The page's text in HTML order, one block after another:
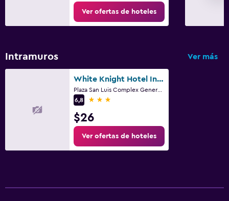
Ver ofertas de hoteles
Intramuros Ver más
White Knight Hotel Intramuros
Plaza San Luis Complex General Luna St., Manila
6,8
3 estrellas
$26
Ver ofertas de hoteles